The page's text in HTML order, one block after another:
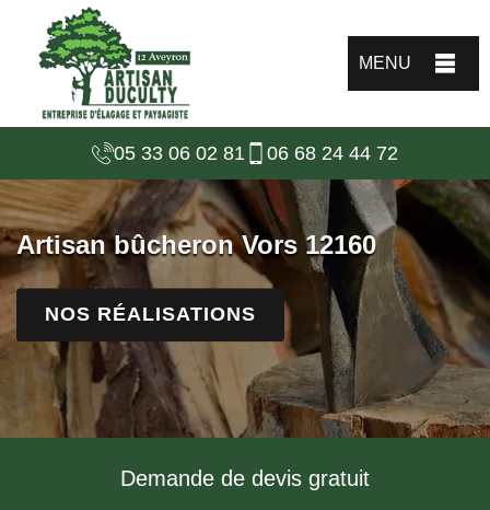
MENU
05 33 06 02 81 06 68 24 44 72
Artisan bûcheron Vors 12160
NOS RÉALISATIONS
Demande de devis gratuit